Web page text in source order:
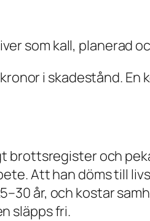
som kall, planerad
i skadestånd.
brottsregister och
Att han döms till
år, och kostar
släpps fri.